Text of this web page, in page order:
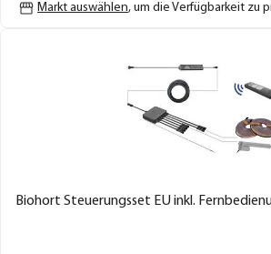
Markt auswählen, um die Verfügbarkeit zu
Biohort Steuerungsset EU inkl.